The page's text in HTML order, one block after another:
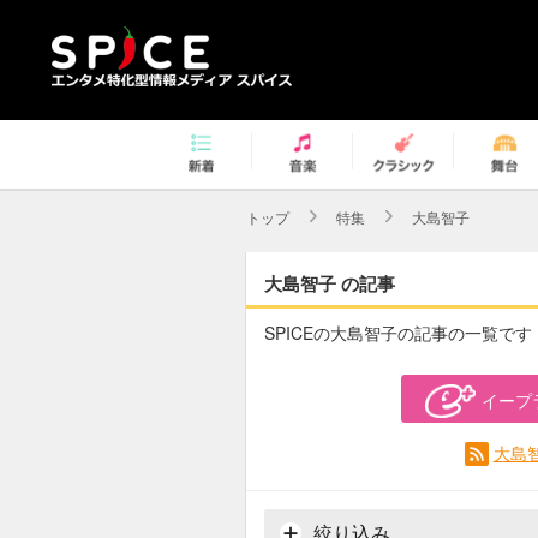
トップ 特集 大島智子
大島智子 の記事
SPICEの大島智子の記事の一覧です
イープ
大島